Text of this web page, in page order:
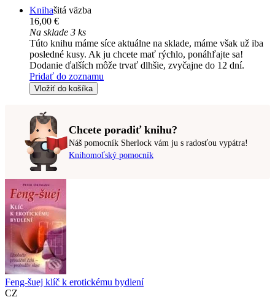
Knihašitá väzba
16,00 €
Na sklade 3 ks
Túto knihu máme síce aktuálne na sklade, máme však už iba
posledné kusy. Ak ju chcete mať rýchlo, ponáhľajte sa!
Dodanie ďalších môže trvať dlhšie, zvyčajne do 12 dní.
Pridať do zoznamu
Vložiť do košíka
Chcete poradiť knihu?
Náš pomocník Sherlock vám ju s radosťou vypátra!
Knihomoľský pomocník
Feng-šuej klíč k erotickému bydlení
CZ